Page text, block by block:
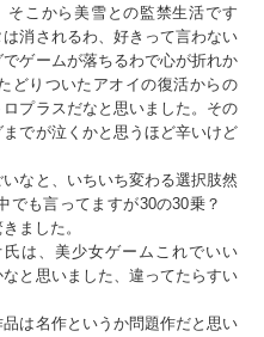
そこから美雪との監禁生活です
消されるわ、好きって言わない
ゲームが落ちるわで心が折れか
どりついたアオイの復活からの
プラスだなと思いました。その
でが泣くかと思うほど辛いけど
なと、いちいち変わる選択肢然
でも言ってますが30の30乗？
ました。
は、美少女ゲームこれでいい
と思いました、違ってたらすい
は名作というか問題作だと思い